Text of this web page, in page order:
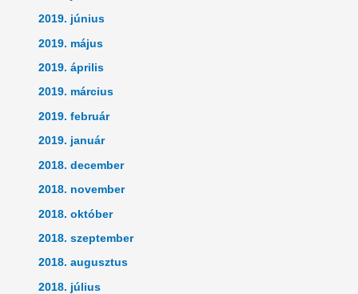
2019. június
2019. május
2019. április
2019. március
2019. február
2019. január
2018. december
2018. november
2018. október
2018. szeptember
2018. augusztus
2018. július